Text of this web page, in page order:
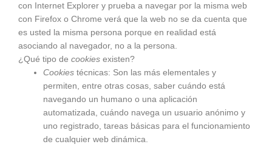
con Internet Explorer y prueba a navegar por la misma web
con Firefox o Chrome verá que la web no se da cuenta que
es usted la misma persona porque en realidad está
asociando al navegador, no a la persona.
¿Qué tipo de cookies existen?
Cookies técnicas: Son las más elementales y
permiten, entre otras cosas, saber cuándo está
navegando un humano o una aplicación
automatizada, cuándo navega un usuario anónimo y
uno registrado, tareas básicas para el funcionamiento
de cualquier web dinámica.